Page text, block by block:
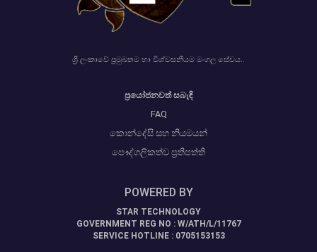
ශ්‍රී ලංකාවේ ප්‍රමුඛතම හා විශ්වසනීයම මංගල සේවය..
ප්‍රයෝජනවත් සබැඳි
FAQ
කොන්දේසි සහ නියමයන්
පෞද්ගලිකත්ව ප්‍රතිපත්ති
POWERED BY
STAR TECHNOLOGY
GOVERNMENT REG NO : W/ATH/L/11767
SERVICE HOTLINE : 0705153153